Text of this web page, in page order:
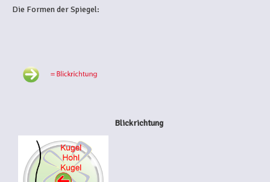
Die Formen der Spiegel:
Blickrichtung